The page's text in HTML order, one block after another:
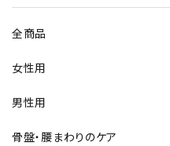
全商品
女性用
男性用
骨盤・腰まわりのケア